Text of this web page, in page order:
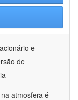
e
de
atmosfera é